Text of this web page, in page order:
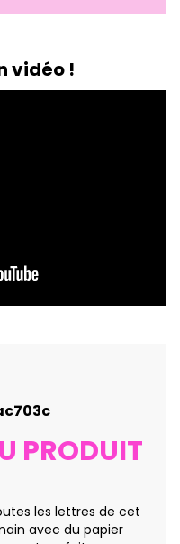
vidéo !
PRODUIT
les lettres de cet
avec du papier